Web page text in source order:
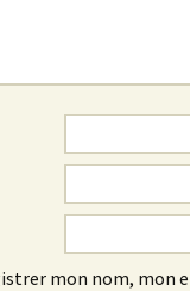
mon nom, mon